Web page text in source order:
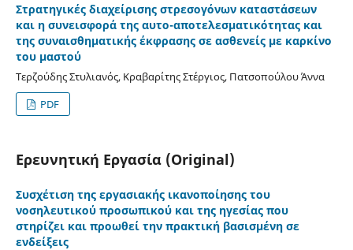
Στρατηγικές διαχείρισης στρεσογόνων καταστάσεων
και η συνεισφορά της αυτο-αποτελεσματικότητας και
της συναισθηματικής έκφρασης σε ασθενείς με καρκίνο
του μαστού
Τερζούδης Στυλιανός, Κραβαρίτης Στέργιος, Πατσοπούλου Άννα
PDF
Ερευνητική Εργασία (Original)
Συσχέτιση της εργασιακής ικανοποίησης του
νοσηλευτικού προσωπικού και της ηγεσίας που
στηρίζει και προωθεί την πρακτική βασισμένη σε
ενδείξεις